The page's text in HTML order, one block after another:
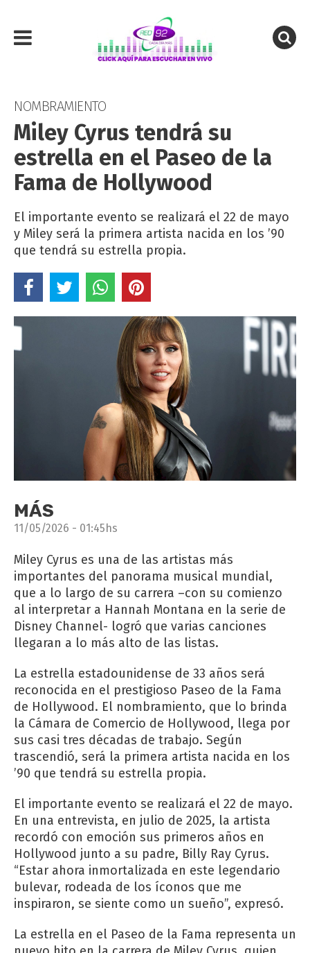
NOMBRAMIENTO
Miley Cyrus tendrá su
estrella en el Paseo de la
Fama de Hollywood
El importante evento se realizará el 22 de mayo
y Miley será la primera artista nacida en los ’90
que tendrá su estrella propia.
MÁS
11/05/2026 - 01:45hs
Miley Cyrus es una de las artistas más
importantes del panorama musical mundial,
que a lo largo de su carrera –con su comienzo
al interpretar a Hannah Montana en la serie de
Disney Channel- logró que varias canciones
llegaran a lo más alto de las listas.
La estrella estadounidense de 33 años será
reconocida en el prestigioso Paseo de la Fama
de Hollywood. El nombramiento, que lo brinda
la Cámara de Comercio de Hollywood, llega por
sus casi tres décadas de trabajo. Según
trascendió, será la primera artista nacida en los
’90 que tendrá su estrella propia.
El importante evento se realizará el 22 de mayo.
En una entrevista, en julio de 2025, la artista
recordó con emoción sus primeros años en
Hollywood junto a su padre, Billy Ray Cyrus.
“Estar ahora inmortalizada en este legendario
bulevar, rodeada de los íconos que me
inspiraron, se siente como un sueño”, expresó.
La estrella en el Paseo de la Fama representa un